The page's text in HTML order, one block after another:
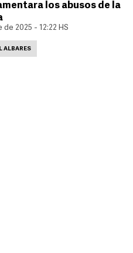
los abusos de la
de 2025 - 12:22 HS
ALBARES